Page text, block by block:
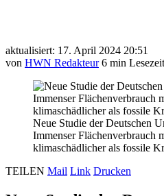
aktualisiert: 17. April 2024 20:51
von HWN Redakteur 6 min Lesezeit
Neue Studie der Deutschen
Immenser Flächenverbrauch
klimaschädlicher als fossile
TEILEN Mail Link Drucken